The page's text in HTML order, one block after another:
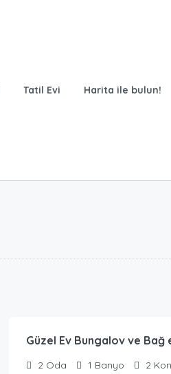
Tatil Evi Harita ile bulun!
Güzel Ev Bungalov ve Bağ
2 Oda 1 Banyo 2